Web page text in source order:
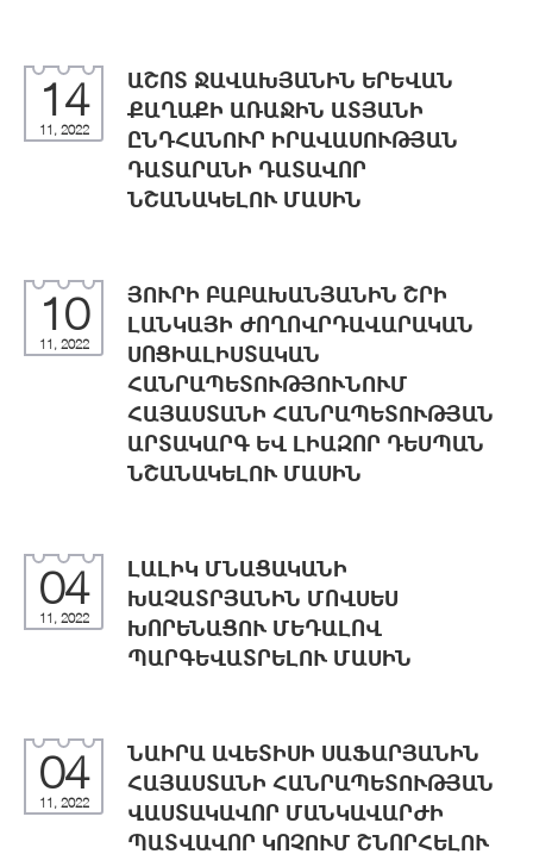
14
11, 2022
ԱՇՈՏ ՋԱՎԱԽՅԱՆԻՆ ԵՐԵՎԱՆ
ՔԱՂԱՔԻ ԱՌԱՋԻՆ ԱՏՅԱՆԻ
ԸՆԴՀԱՆՈՒՐ ԻՐԱՎԱՍՈՒԹՅԱՆ
ԴԱՏԱՐԱՆԻ ԴԱՏԱՎՈՐ
ՆՇԱՆԱԿԵԼՈՒ ՄԱՍԻՆ
10
11, 2022
ՅՈՒՐԻ ԲԱԲԱԽԱՆՅԱՆԻՆ ՇՐԻ
ԼԱՆԿԱՅԻ ԺՈՂՈՎՐԴԱՎԱՐԱԿԱՆ
ՍՈՑԻԱԼԻՍՏԱԿԱՆ
ՀԱՆՐԱՊԵՏՈՒԹՅՈՒՆՈՒՄ
ՀԱՅԱՍՏԱՆԻ ՀԱՆՐԱՊԵՏՈՒԹՅԱՆ
ԱՐՏԱԿԱՐԳ ԵՎ ԼԻԱԶՈՐ ԴԵՍՊԱՆ
ՆՇԱՆԱԿԵԼՈՒ ՄԱՍԻՆ
04
11, 2022
ԼԱԼԻԿ ՄՆԱՑԱԿԱՆԻ
ԽԱՉԱՏՐՅԱՆԻՆ ՄՈՎՍԵՍ
ԽՈՐԵՆԱՑՈՒ ՄԵԴԱԼՈՎ
ՊԱՐԳԵՎԱՏՐԵԼՈՒ ՄԱՍԻՆ
04
11, 2022
ՆԱԻՐԱ ԱՎԵՏԻՍԻ ՍԱՖԱՐՅԱՆԻՆ
ՀԱՅԱՍՏԱՆԻ ՀԱՆՐԱՊԵՏՈՒԹՅԱՆ
ՎԱՍՏԱԿԱՎՈՐ ՄԱՆԿԱՎԱՐԺԻ
ՊԱՏՎԱՎՈՐ ԿՈՉՈՒՄ ՇՆՈՐՀԵԼՈՒ